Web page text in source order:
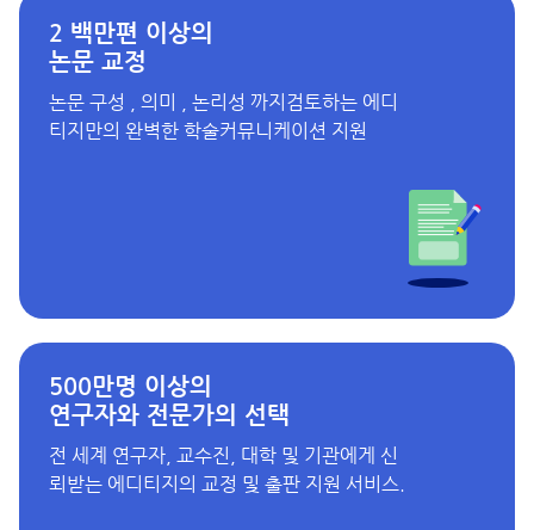
2 백만편 이상의
논문 교정
논문 구성 , 의미 , 논리성 까지검토하는 에디
티지만의 완벽한 학술커뮤니케이션 지원
500만명 이상의
연구자와 전문가의 선택
전 세계 연구자, 교수진, 대학 및 기관에게 신
뢰받는 에디티지의 교정 및 출판 지원 서비스.